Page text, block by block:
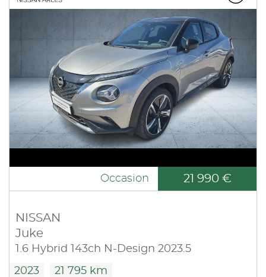
Occasion 21 990 €
NISSAN
Juke
1.6 Hybrid 143ch N-Design 2023.5
2023 21 795 km